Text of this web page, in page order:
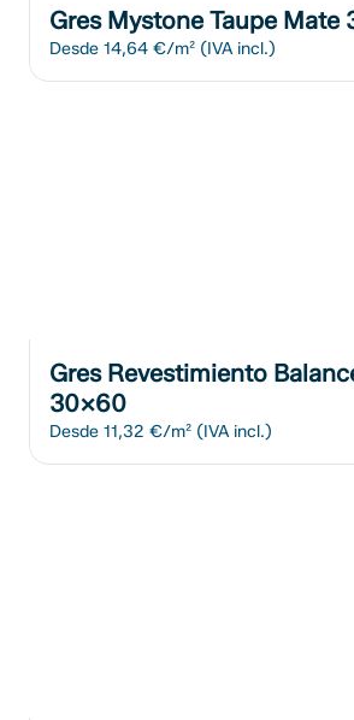
Gres Mystone Taupe Mate
Desde 14,64 €/m² (IVA incl.)
Gres Revestimiento
30x60
Desde 11,32 €/m² (IVA incl.)